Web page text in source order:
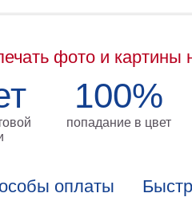
фото и картины
100%
попадание в цвет
оплаты